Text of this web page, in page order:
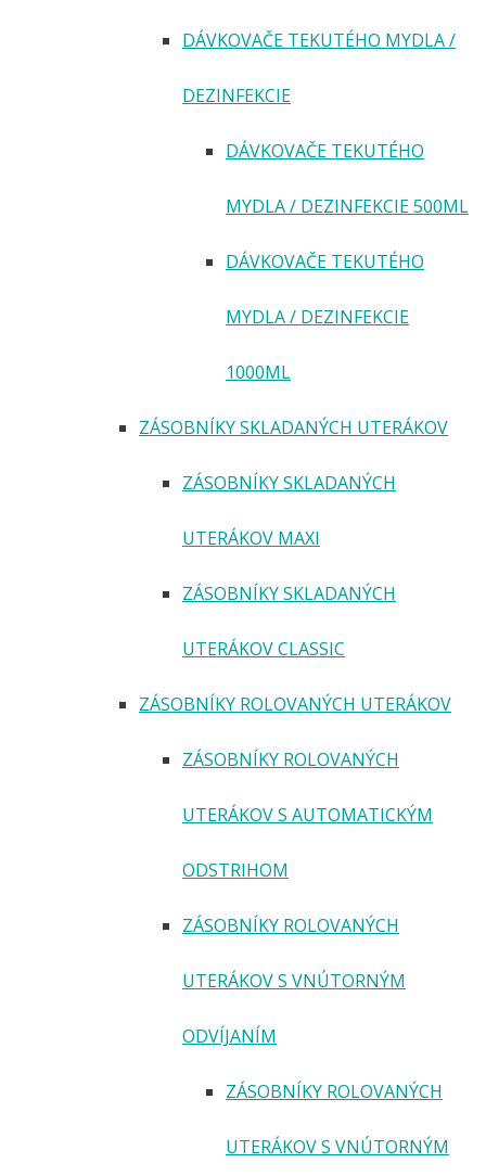
DÁVKOVAČE TEKUTÉHO MYDLA /
DEZINFEKCIE
DÁVKOVAČE TEKUTÉHO
MYDLA / DEZINFEKCIE 500ML
DÁVKOVAČE TEKUTÉHO
MYDLA / DEZINFEKCIE
1000ML
ZÁSOBNÍKY SKLADANÝCH UTERÁKOV
ZÁSOBNÍKY SKLADANÝCH
UTERÁKOV MAXI
ZÁSOBNÍKY SKLADANÝCH
UTERÁKOV CLASSIC
ZÁSOBNÍKY ROLOVANÝCH UTERÁKOV
ZÁSOBNÍKY ROLOVANÝCH
UTERÁKOV S AUTOMATICKÝM
ODSTRIHOM
ZÁSOBNÍKY ROLOVANÝCH
UTERÁKOV S VNÚTORNÝM
ODVÍJANÍM
ZÁSOBNÍKY ROLOVANÝCH
UTERÁKOV S VNÚTORNÝM